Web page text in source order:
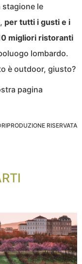
stagione le
per tutti i gusti e i
migliori ristoranti
lombardo.
è outdoor, giusto?
pagina
RISERVATA